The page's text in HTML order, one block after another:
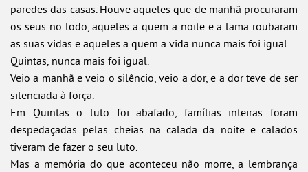
paredes das casas. Houve aqueles que de manhã procuraram
os seus no lodo, aqueles a quem a noite e a lama roubaram
as suas vidas e aqueles a quem a vida nunca mais foi igual.
Quintas, nunca mais foi igual.
Veio a manhã e veio o silêncio, veio a dor, e a dor teve de ser
silenciada à força.
Em Quintas o luto foi abafado, famílias inteiras foram
despedaçadas pelas cheias na calada da noite e calados
tiveram de fazer o seu luto.
Mas a memória do que aconteceu não morre, a lembrança